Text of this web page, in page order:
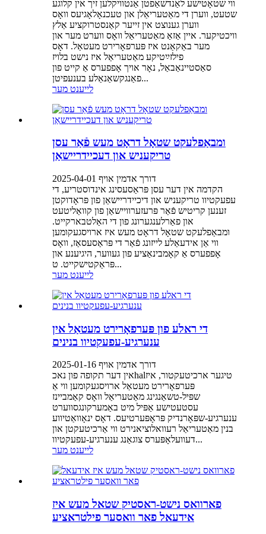
ווי שטאָטישע לאַנדשאַפטן אַנטוויקלען זיך אין קלוגע
שטעט, ווערן די מאַטעריאַלן און טעכנאָלאָגיעס וואָס
ווערן גענוצט אין זייער קאַנסטרוקציע אַלץ
וויכטיקער. איין אַזאַ מאַטעריאַל וואָס ווערט מער און
מער באַקאַנט איז פּערפאָרירט מעטאַל. דאָס
פילזײַטיקע מאַטעריאַל איז נישט בלויז
סאַסטיינאַבאַל, נאָר אויך אָפפערס אַ קייט פון
פאַנגקשאַנאַלע בענעפיטן...
לייענט מער
ומבאַפלעקט שטאָל דראָט מעש פֿאַר עסן
טריקעניש און דעכיידריישאַן
דורך אדמין אויף 2025-04-01
הקדמה אין דער עסן פּראַסעסינג אינדוסטריע, די
עפעקטיוו טריקעניש און דיכיידריישאַן פון פּראָדוקטן
זענען קריטיש פֿאַר פּרעזערוויישאַן פון קוואַליטעט
און פאַרלענגערונג פון די האַלטבארקייט.
ומבאַפלעקט שטאָל דראָט מעש איז ארויסגעקומען
ווי אַן אידעאַלע לייזונג פֿאַר די פּראַסעסאַז, וואָס
אָפפערס אַ קאָמבינאַציע פון געווער, היגיענע און
פּראַקטישקייט. ט...
לייענט מער
די ראלע פון פּערפאָרירט מעטאַל אין
ענערגיע-עפעקטיוו בנינים
דורך אדמין אויף 2025-01-16
אין דער תקופה פון נאכhalטיגער ארכיטעקטור, איז
פּערפאָרירט מעטאַל ארויסגעקומען ווי אַ
שפּיל-טשאַנגינג מאַטעריאַל וואָס קאַמביינז
עסטעטישע אַפּיל מיט באַמערקונגסווערט
ענערגיע-שפּאָרנדיק פּראָפּערטיעס. דאָס ינאָוואַטיווע
בנין מאַטעריאַל רעוואלוציאנירט ווי אַרכיטעקטן און
דעוועלאָפּערס צוגאַנג ענערגיע-עפעקטיוו...
לייענט מער
פארוואס נישט-ראסטיק שטאל מעש איז
אידעאל פאר וואסער פילטראציע